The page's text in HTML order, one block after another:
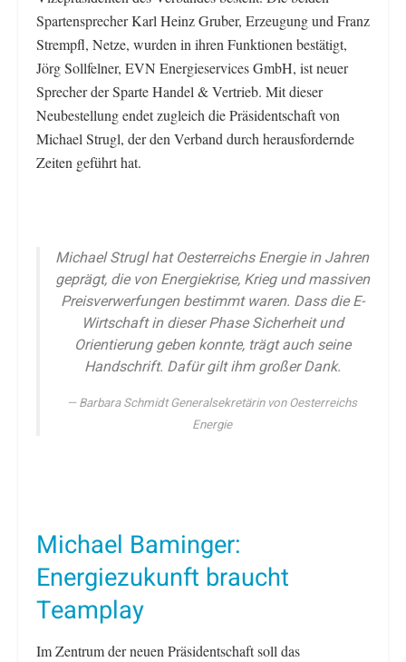
Spartensprecher Karl Heinz Gruber, Erzeugung und Franz
Strempfl, Netze, wurden in ihren Funktionen bestätigt,
Jörg Sollfelner, EVN Energieservices GmbH, ist neuer
Sprecher der Sparte Handel & Vertrieb. Mit dieser
Neubestellung endet zugleich die Präsidentschaft von
Michael Strugl, der den Verband durch herausfordernde
Zeiten geführt hat.
Michael Strugl hat Oesterreichs Energie in Jahren
geprägt, die von Energiekrise, Krieg und massiven
Preisverwerfungen bestimmt waren. Dass die E-
Wirtschaft in dieser Phase Sicherheit und
Orientierung geben konnte, trägt auch seine
Handschrift. Dafür gilt ihm großer Dank.
Barbara Schmidt Generalsekretärin von Oesterreichs
Energie
Michael Baminger:
Energiezukunft braucht
Teamplay
Im Zentrum der neuen Präsidentschaft soll das